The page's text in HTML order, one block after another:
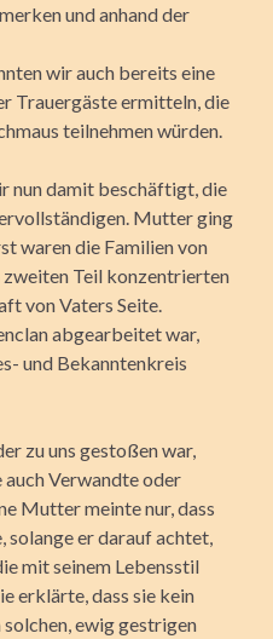
und anhand der
wir auch bereits eine
Trauer­gäste ermitteln, die
teilneh­men würden.
nun damit beschäftigt, die
Mutter ging
waren die Familien von
zweiten Teil konzentrierten
von Vaters Seite.
abgearbeitet war,
und Bekanntenkreis
zu uns gestoßen war,
Verwandte oder
Mutter meinte nur, dass
er darauf achtet,
mit seinem Lebensstil
erklärte, dass sie kein
solchen, ewig gestrigen